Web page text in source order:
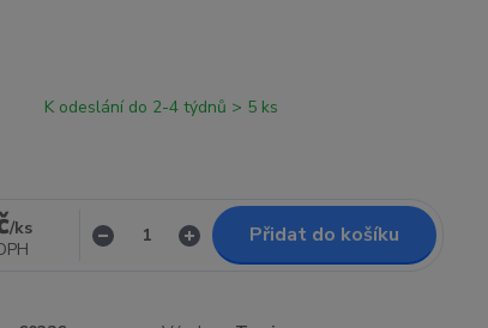
K odeslání do 2-4 týdnů > 5 ks
/ks
Přidat do košíku